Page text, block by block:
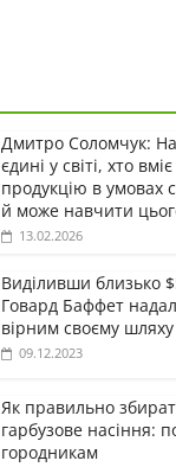
Дмитро Соломчук:
єдині у світі, хто
продукцію в умовах
й може навчити
13.02.2026
Виділивши близько
Говард Баффет
вірним своєму шляху
09.12.2023
Як правильно
гарбузове насіння:
городникам